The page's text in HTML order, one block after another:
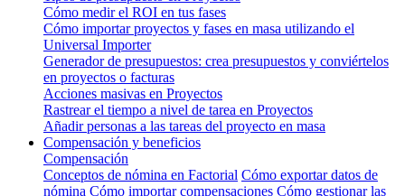
Cómo medir el ROI en tus fases
Cómo importar proyectos y fases en masa utilizando el
Universal Importer
Generador de presupuestos: crea presupuestos y conviértelos
en proyectos o facturas
Acciones masivas en Proyectos
Rastrear el tiempo a nivel de tarea en Proyectos
Añadir personas a las tareas del proyecto en masa
Compensación y beneficios
Compensación
Conceptos de nómina en Factorial Cómo exportar datos de
nómina Cómo importar compensaciones Cómo gestionar las